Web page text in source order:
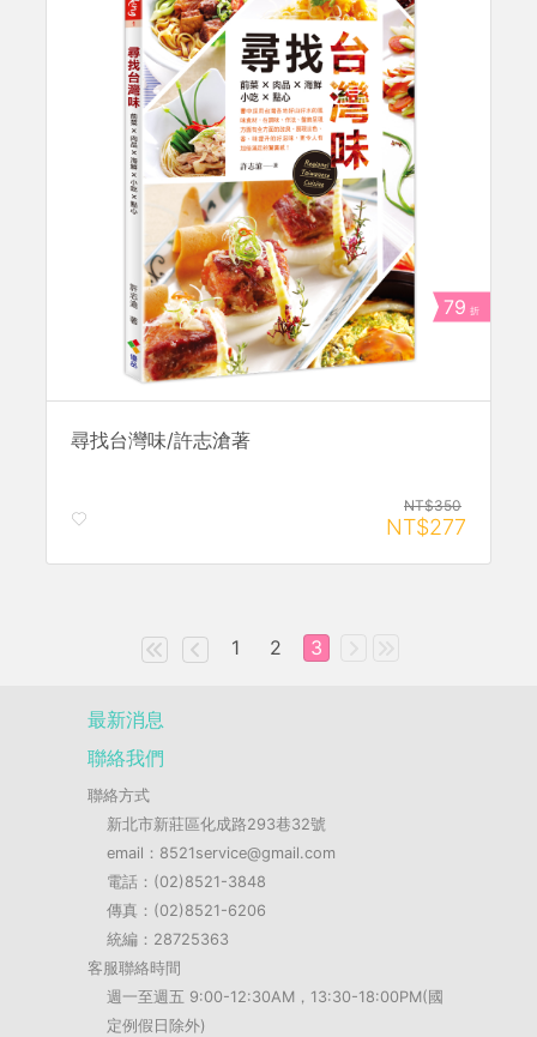
79 折
尋找台灣味/許志滄著
NT$350
NT$277
1 2 3
最新消息
聯絡我們
聯絡方式
新北市新莊區化成路293巷32號
email：8521service@gmail.com
電話：(02)8521-3848
傳真：(02)8521-6206
統編：28725363
客服聯絡時間
週一至週五 9:00-12:30AM，13:30-18:00PM(國
定例假日除外)